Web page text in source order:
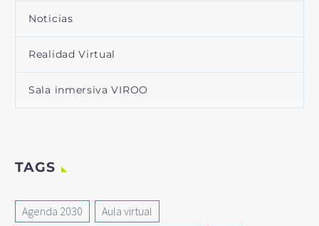
Noticias
Realidad Virtual
Sala inmersiva VIROO
TAGS
Agenda 2030
Aula virtual